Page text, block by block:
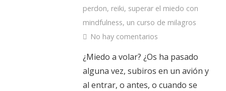
perdon, reiki, superar el miedo con
mindfulness, un curso de milagros
No hay comentarios
¿Miedo a volar? ¿Os ha pasado
alguna vez, subiros en un avión y
al entrar, o antes, o cuando se